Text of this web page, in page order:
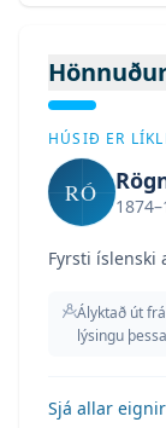
HÚSIÐ ER
RÓ
Fyrsti íslenski
Ályktað út
lýsingu
Sjá allar